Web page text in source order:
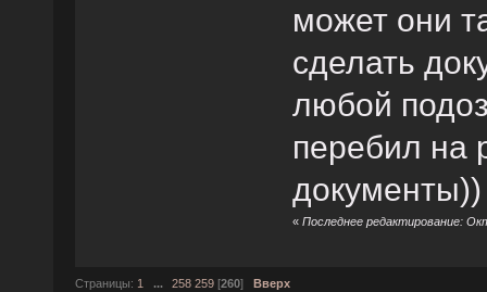
может они
сделать
любой
перебил на
документы))
« Последнее редактирование:
Страницы: 1 ... 258 259 [260] Вверх